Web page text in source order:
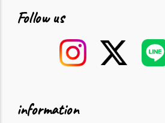
Follow us
information